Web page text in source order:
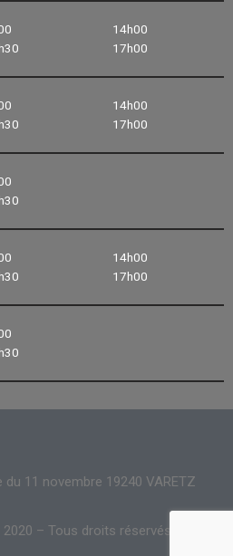
14h00
17h00
14h00
17h00
14h00
17h00
11 novembre 19240 VARETZ
– Tous droits réservés